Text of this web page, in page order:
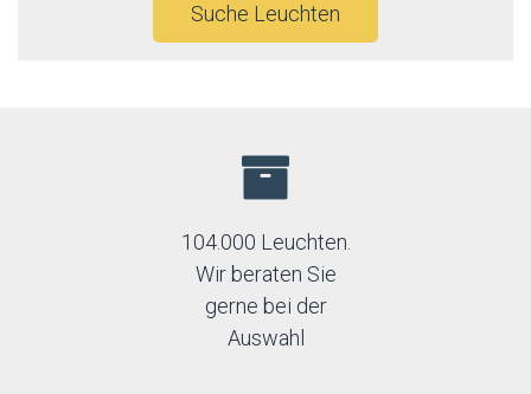
Suche Leuchten
104.000 Leuchten.
Wir beraten Sie
gerne bei der
Auswahl